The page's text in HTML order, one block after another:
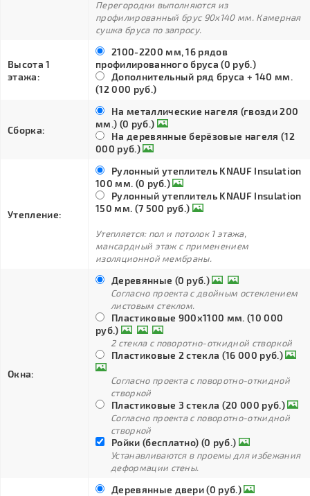
Перегородки выполняются из
профилированный брус 90х140 мм. Камерная
сушка бруса по запросу.
Высота 1
этажа:
2100-2200 мм, 16 рядов
профилированного бруса (0 руб.)
Дополнительный ряд бруса + 140 мм.
(12 000 руб.)
Сборка:
На металлические нагеля (гвозди 200
мм.) (0 руб.)
На деревянные берёзовые нагеля (12
000 руб.)
Утепление:
Рулонный утеплитель KNAUF Insulation
100 мм. (0 руб.)
Рулонный утеплитель KNAUF Insulation
150 мм. (7 500 руб.)
Утепляется: пол и потолок 1 этажа,
мансардный этаж с применением
изоляционной мембраны.
Окна:
Деревянные (0 руб.)
Согласно проекта с двойным остеклением
листовым стеклом.
Пластиковые 900х1100 мм. (10 000
руб.)
2 стекла с поворотно-откидной створкой
Пластиковые 2 стекла (16 000 руб.)
Согласно проекта с поворотно-откидной
створкой
Пластиковые 3 стекла (20 000 руб.)
Согласно проекта с поворотно-откидной
створкой
Ройки (бесплатно) (0 руб.)
Устанавливаются в проемы для избежания
деформации стены.
Деревянные двери (0 руб.)